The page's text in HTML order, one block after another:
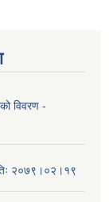
विवरण -
२०७९।०२।१९